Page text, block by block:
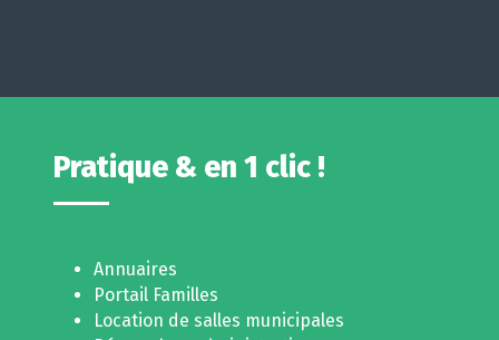
Pratique & en 1 clic !
Annuaires
Portail Familles
Location de salles municipales